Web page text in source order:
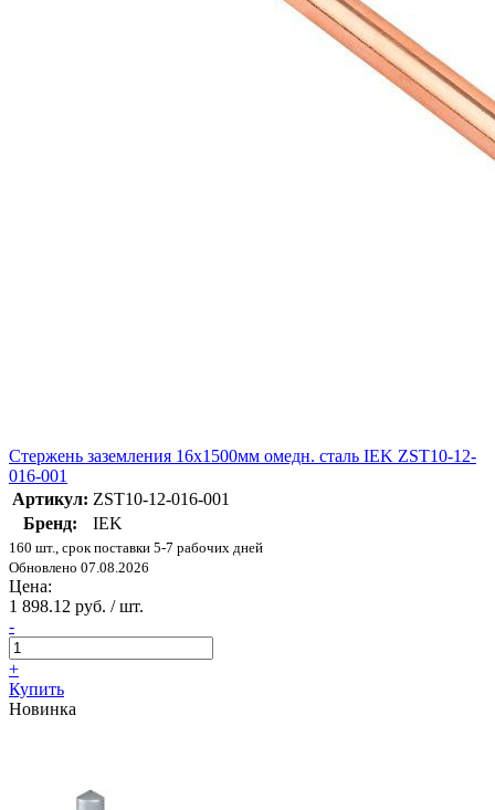
Стержень заземления 16х1500мм омедн. сталь IEK ZST10-12-
016-001
Артикул: ZST10-12-016-001
Бренд:
IEK
160 шт., срок поставки 5-7 рабочих дней
Обновлено 07.08.2026
Цена:
1 898.12 руб. / шт.
-
+
Купить
Новинка